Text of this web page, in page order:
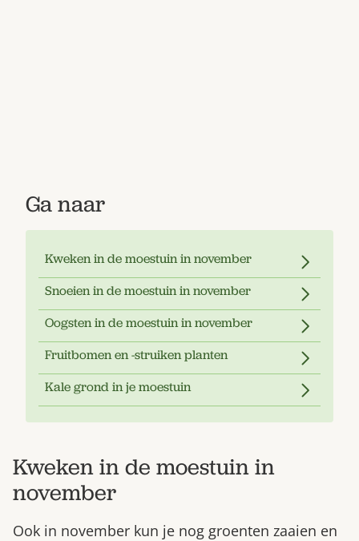
Ga naar
Kweken in de moestuin in november
Snoeien in de moestuin in november
Oogsten in de moestuin in november
Fruitbomen en -struiken planten
Kale grond in je moestuin
Kweken in de moestuin in
november
Ook in november kun je nog groenten zaaien en